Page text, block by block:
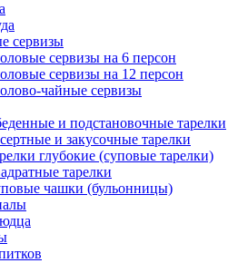
сервизы
сервизы на 6 персон
сервизы на 12 персон
чайные сервизы
и подстановочные тарелки
и закусочные тарелки
глубокие (суповые тарелки)
тарелки
чашки (бульонницы)